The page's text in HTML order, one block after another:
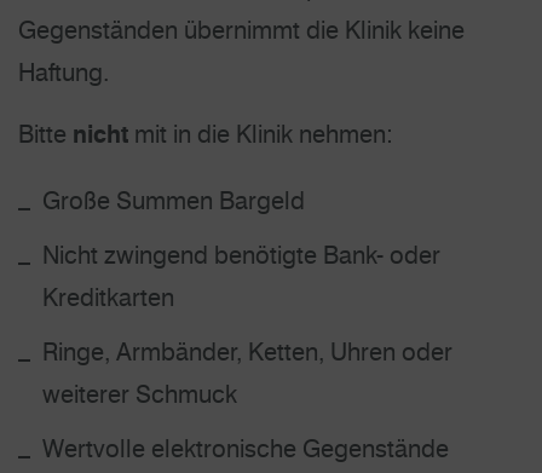
Gegenständen übernimmt die Klinik keine
Haftung.
Bitte nicht mit in die Klinik nehmen:
Große Summen Bargeld
Nicht zwingend benötigte Bank- oder
Kreditkarten
Ringe, Armbänder, Ketten, Uhren oder
weiterer Schmuck
Wertvolle elektronische Gegenstände